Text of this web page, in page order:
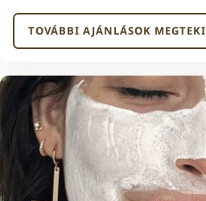
TOVÁBBI AJÁNLÁSOK